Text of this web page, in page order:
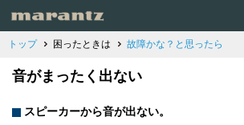
トップ 困ったときは 故障かな？と思ったら
音がまったく出ない
スピーカーから音が出ない。